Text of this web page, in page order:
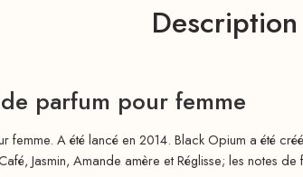
Description
parfum pour femme
femme. A été lancé en 2014. Black Opium a été
Jasmin, Amande amère et Réglisse; les notes